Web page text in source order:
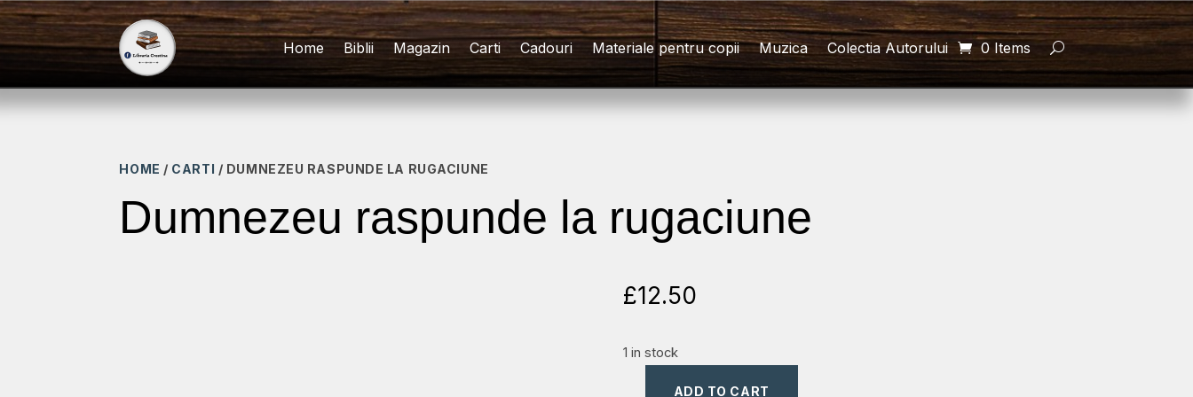
Home Biblii Magazin Carti Cadouri Materiale pentru copii Muzica Colectia Autorului 0 Items
HOME / CARTI / DUMNEZEU RASPUNDE LA RUGACIUNE
Dumnezeu raspunde la rugaciune
£12.50
1 in stock
ADD TO CART